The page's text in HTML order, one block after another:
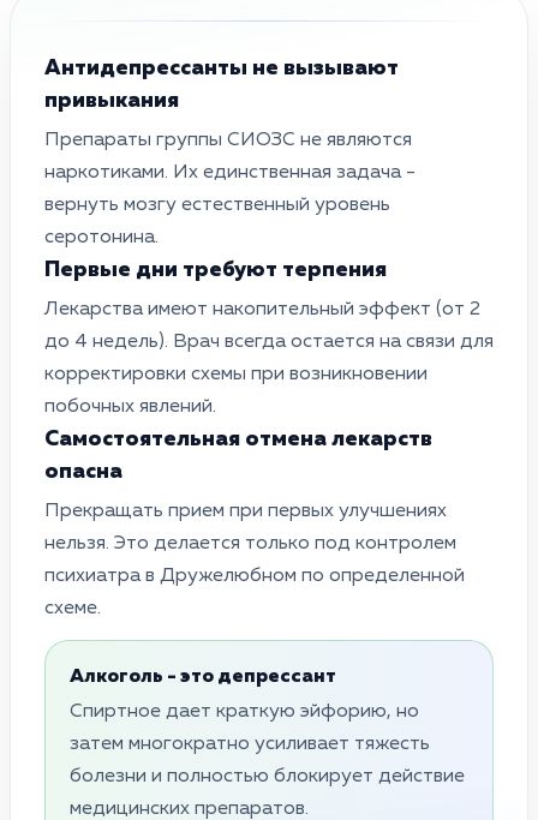
Антидепрессанты не вызывают
привыкания
Препараты группы СИОЗС не являются
наркотиками. Их единственная задача -
вернуть мозгу естественный уровень
серотонина.
Первые дни требуют терпения
Лекарства имеют накопительный эффект (от 2
до 4 недель). Врач всегда остается на связи для
корректировки схемы при возникновении
побочных явлений.
Самостоятельная отмена лекарств
опасна
Прекращать прием при первых улучшениях
нельзя. Это делается только под контролем
психиатра в Дружелюбном по определенной
схеме.
Алкоголь - это депрессант
Спиртное дает краткую эйфорию, но
затем многократно усиливает тяжесть
болезни и полностью блокирует действие
медицинских препаратов.